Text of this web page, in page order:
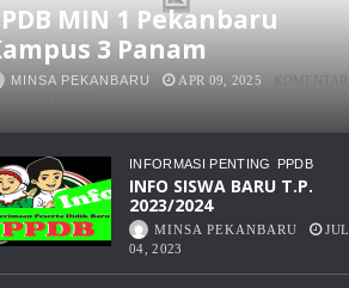
MIN 1 Pekanbaru
3 Panam
MINSA PEKANBARU APR 09, 2025
KOMENTAR
MIN
1
KAMPUS
3
PANAM
INFORMASI PENTING PPDB
INFO SISWA BARU T.P.
2023/2024
MINSA PEKANBARU
JUL
04, 2023